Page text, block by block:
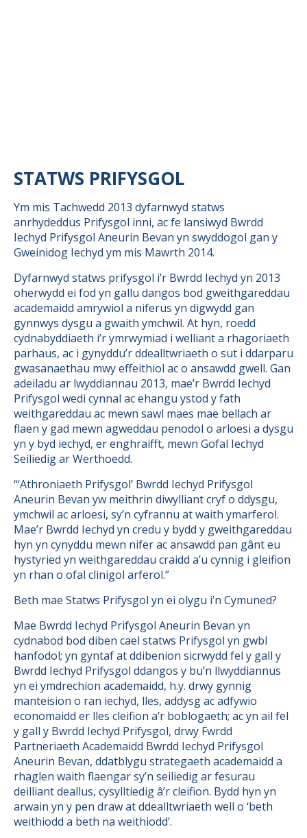
STATWS PRIFYSGOL
Ym mis Tachwedd 2013 dyfarnwyd statws
anrhydeddus Prifysgol inni, ac fe lansiwyd Bwrdd
Iechyd Prifysgol Aneurin Bevan yn swyddogol gan y
Gweinidog Iechyd ym mis Mawrth 2014.
Dyfarnwyd statws prifysgol i’r Bwrdd Iechyd yn 2013
oherwydd ei fod yn gallu dangos bod gweithgareddau
academaidd amrywiol a niferus yn digwydd gan
gynnwys dysgu a gwaith ymchwil. At hyn, roedd
cydnabyddiaeth i’r ymrwymiad i welliant a rhagoriaeth
parhaus, ac i gynyddu’r ddealltwriaeth o sut i ddarparu
gwasanaethau mwy effeithiol ac o ansawdd gwell. Gan
adeiladu ar lwyddiannau 2013, mae’r Bwrdd Iechyd
Prifysgol wedi cynnal ac ehangu ystod y fath
weithgareddau ac mewn sawl maes mae bellach ar
flaen y gad mewn agweddau penodol o arloesi a dysgu
yn y byd iechyd, er enghraifft, mewn Gofal Iechyd
Seiliedig ar Werthoedd.
“‘Athroniaeth Prifysgol’ Bwrdd Iechyd Prifysgol
Aneurin Bevan yw meithrin diwylliant cryf o ddysgu,
ymchwil ac arloesi, sy’n cyfrannu at waith ymarferol.
Mae’r Bwrdd Iechyd yn credu y bydd y gweithgareddau
hyn yn cynyddu mewn nifer ac ansawdd pan gânt eu
hystyried yn weithgareddau craidd a’u cynnig i gleifion
yn rhan o ofal clinigol arferol.”
Beth mae Statws Prifysgol yn ei olygu i’n Cymuned?
Mae Bwrdd Iechyd Prifysgol Aneurin Bevan yn
cydnabod bod diben cael statws Prifysgol yn gwbl
hanfodol; yn gyntaf at ddibenion sicrwydd fel y gall y
Bwrdd Iechyd Prifysgol ddangos y bu’n llwyddiannus
yn ei ymdrechion academaidd, h.y. drwy gynnig
manteision o ran iechyd, lles, addysg ac adfywio
economaidd er lles cleifion a’r boblogaeth; ac yn ail fel
y gall y Bwrdd Iechyd Prifysgol, drwy Fwrdd
Partneriaeth Academaidd Bwrdd Iechyd Prifysgol
Aneurin Bevan, ddatblygu strategaeth academaidd a
rhaglen waith flaengar sy’n seiliedig ar fesurau
deilliant deallus, cysylltiedig â’r cleifion. Bydd hyn yn
arwain yn y pen draw at ddealltwriaeth well o ‘beth
weithiodd a beth na weithiodd’.